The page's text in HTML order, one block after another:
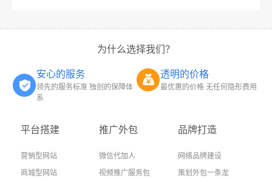
为什么选择我们？
安心的服务
领先的服务标准 独创的保障体
系
透明的价格
最优惠的价格 无任何隐形费用
平台搭建
营销型网站
商城型网站
推广外包
微信代加人
视频推广服务包
品牌打造
网络品牌建设
策划外包一条龙